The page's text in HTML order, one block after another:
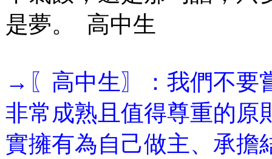
是夢。 高中生
→〖高中生〗：我們不要
非常成熟且值得尊重的原
實擁有為自己做主、承擔